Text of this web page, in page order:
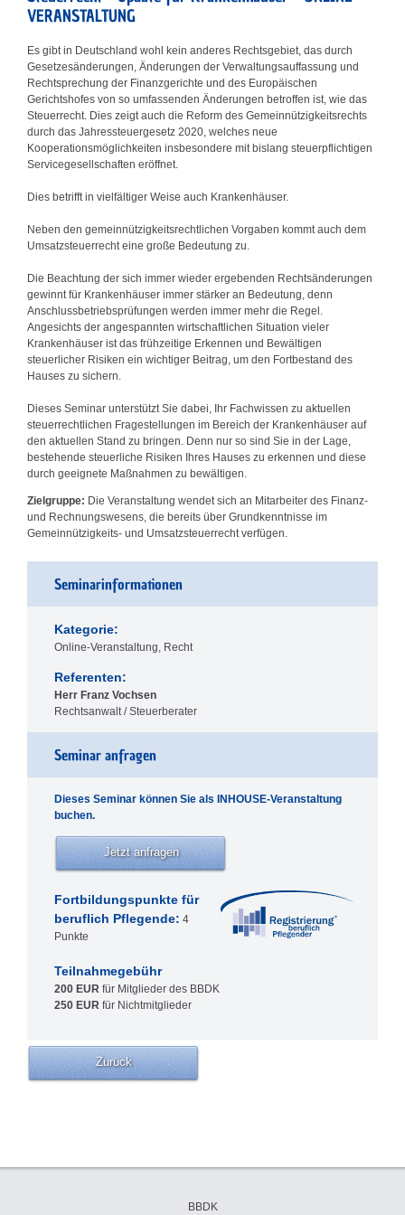
VERANSTALTUNG
Es gibt in Deutschland wohl kein anderes Rechtsgebiet, das durch
Gesetzesänderungen, Änderungen der Verwaltungsauffassung und
Rechtsprechung der Finanzgerichte und des Europäischen
Gerichtshofes von so umfassenden Änderungen betroffen ist, wie das
Steuerrecht. Dies zeigt auch die Reform des Gemeinnützigkeitsrechts
durch das Jahressteuergesetz 2020, welches neue
Kooperationsmöglichkeiten insbesondere mit bislang steuerpflichtigen
Servicegesellschaften eröffnet.
Dies betrifft in vielfältiger Weise auch Krankenhäuser.
Neben den gemeinnützigkeitsrechtlichen Vorgaben kommt auch dem
Umsatzsteuerrecht eine große Bedeutung zu.
Die Beachtung der sich immer wieder ergebenden Rechtsänderungen
gewinnt für Krankenhäuser immer stärker an Bedeutung, denn
Anschlussbetriebsprüfungen werden immer mehr die Regel.
Angesichts der angespannten wirtschaftlichen Situation vieler
Krankenhäuser ist das frühzeitige Erkennen und Bewältigen
steuerlicher Risiken ein wichtiger Beitrag, um den Fortbestand des
Hauses zu sichern.
Dieses Seminar unterstützt Sie dabei, Ihr Fachwissen zu aktuellen
steuerrechtlichen Fragestellungen im Bereich der Krankenhäuser auf
den aktuellen Stand zu bringen. Denn nur so sind Sie in der Lage,
bestehende steuerliche Risiken Ihres Hauses zu erkennen und diese
durch geeignete Maßnahmen zu bewältigen.
Zielgruppe: Die Veranstaltung wendet sich an Mitarbeiter des Finanz-
und Rechnungswesens, die bereits über Grundkenntnisse im
Gemeinnützigkeits- und Umsatzsteuerrecht verfügen.
Seminarinformationen
Kategorie:
Online-Veranstaltung, Recht
Referenten:
Herr Franz Vochsen
Rechtsanwalt / Steuerberater
Seminar anfragen
Dieses Seminar können Sie als INHOUSE-Veranstaltung
buchen.
Jetzt anfragen
Fortbildungspunkte für
beruflich Pflegende: 4
Punkte
Teilnahmegebühr
200 EUR für Mitglieder des BBDK
250 EUR für Nichtmitglieder
Zurück
BBDK